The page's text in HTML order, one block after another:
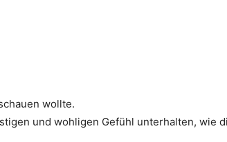
wollte.
und wohligen Gefühl unterhalten, wie